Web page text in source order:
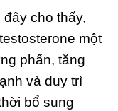
cho thấy,
một
phấn, tăng
và duy trì
bổ sung